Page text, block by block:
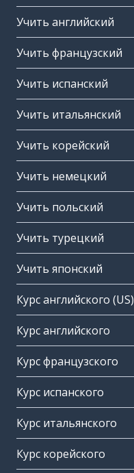
Учить английский
Учить французский
Учить испанский
Учить итальянский
Учить корейский
Учить немецкий
Учить польский
Учить турецкий
Учить японский
Курс английского (US)
Курс английского
Курс французского
Курс испанского
Курс итальянского
Курс корейского